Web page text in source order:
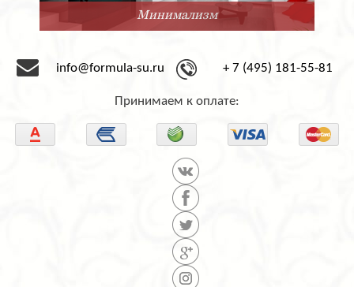
Минимализм
info@formula-su.ru + 7 (495) 181-55-81
Принимаем к оплате: